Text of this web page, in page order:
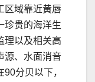
区域靠近黄唇
珍贵的海洋生
理以及相关高
源、水面消音
分贝以下，